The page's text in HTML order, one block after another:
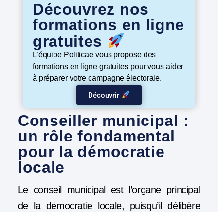
Découvrez nos
formations en ligne
gratuites
L’équipe Politicae vous propose des
formations en ligne gratuites pour vous aider
à préparer votre campagne électorale.
Découvrir
Conseiller municipal :
un rôle fondamental
pour la démocratie
locale
Le conseil municipal est l’organe principal
de la démocratie locale, puisqu’il délibère